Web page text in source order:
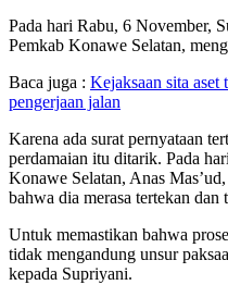
Pada hari Rabu, 6 November,
Pemkab Konawe Selatan,
Baca juga : Kejaksaan sita aset
pengerjaan jalan
Karena ada surat pernyataan
perdamaian itu ditarik. Pada
Konawe Selatan, Anas
bahwa dia merasa tertekan dan
Untuk memastikan bahwa
tidak mengandung unsur
kepada Supriyani.